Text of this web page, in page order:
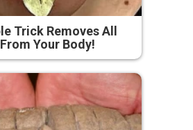
Trick Removes All
Your Body!